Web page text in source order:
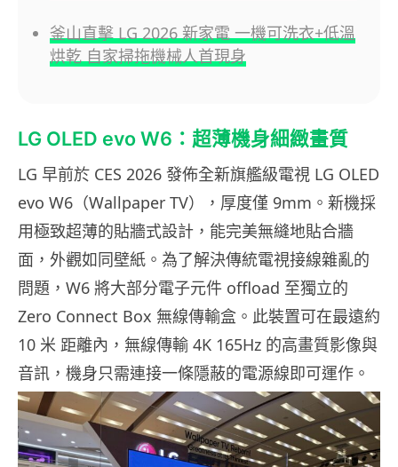
釜山直擊 LG 2026 新家電 一機可洗衣+低溫
烘乾 自家掃拖機械人首現身
LG OLED evo W6：超薄機身細緻畫質
LG 早前於 CES 2026 發佈全新旗艦級電視 LG OLED
evo W6（Wallpaper TV），厚度僅 9mm。新機採
用極致超薄的貼牆式設計，能完美無縫地貼合牆
面，外觀如同壁紙。為了解決傳統電視接線雜亂的
問題，W6 將大部分電子元件 offload 至獨立的
Zero Connect Box 無線傳輸盒。此裝置可在最遠約
10 米 距離內，無線傳輸 4K 165Hz 的高畫質影像與
音訊，機身只需連接一條隱蔽的電源線即可運作。